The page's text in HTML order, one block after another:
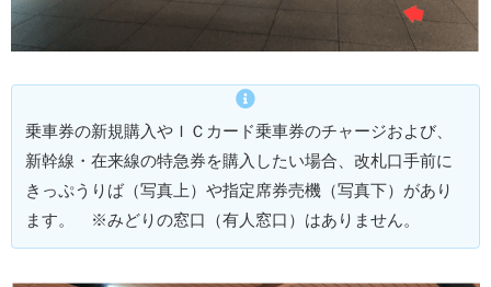
乗車券の新規購入やＩＣカード乗車券のチャージおよび、
新幹線・在来線の特急券を購入したい場合、改札口手前に
きっぷうりば（写真上）や指定席券売機（写真下）があり
ます。 ※みどりの窓口（有人窓口）はありません。